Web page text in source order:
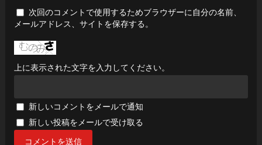
次回のコメントで使用するためブラウザーに自分の名前、
メールアドレス、サイトを保存する。
上に表示された文字を入力してください。
新しいコメントをメールで通知
新しい投稿をメールで受け取る